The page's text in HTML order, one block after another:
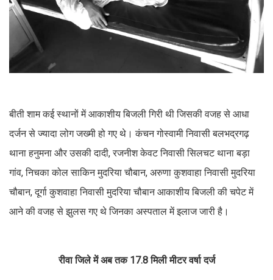
बीती शाम कई स्थानों में आकाशीय बिजली गिरी थी जिसकी वजह से आधा
दर्जन से ज्यादा लोग जख्मी हो गए थे। कंचन गोस्वामी निवासी बलभद्रगढ़
थाना हनुमना और उसकी दादी, रजनीश केवट निवासी सिलचट थाना बड़ा
गांव, निचका कोल साकिन मुदरिया चौबान, अरुणा कुशवाहा निवासी मुदरिया
चौबान, दूर्गा कुशवाहा निवासी मुदरिया चौबान आकाशीय बिजली की चपेट में
आने की वजह से झुलस गए थे जिनका अस्पताल में इलाज जारी है।
रीवा जिले में अब तक 17.8 मिली मीटर वर्षा दर्ज